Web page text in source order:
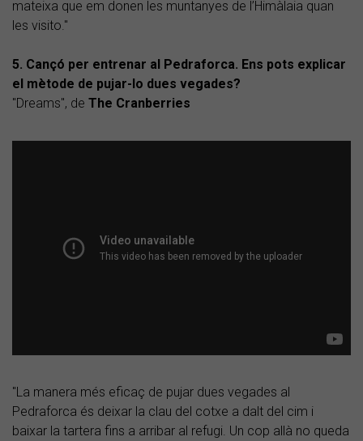
mateixa que em donen les muntanyes de l’Himàlaia quan
les visito."
5. Cançó per entrenar al Pedraforca. Ens pots explicar
el mètode de pujar-lo dues vegades?
"Dreams", de The Cranberries
"La manera més eficaç de pujar dues vegades al
Pedraforca és deixar la clau del cotxe a dalt del cim i
baixar la tartera fins a arribar al refugi. Un cop allà no queda